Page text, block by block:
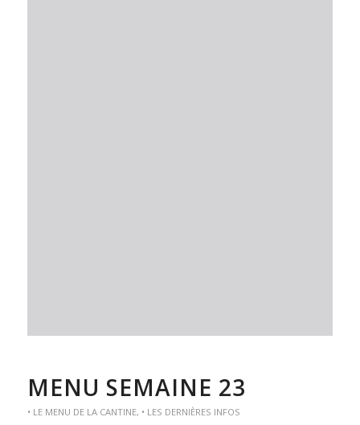
MENU SEMAINE 23
• LE MENU DE LA CANTINE, • LES DERNIÈRES INFOS